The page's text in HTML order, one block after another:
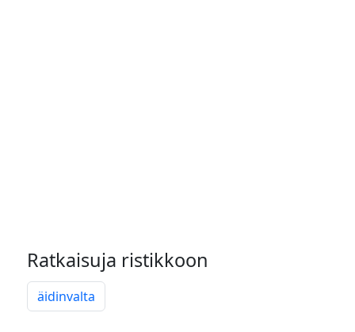
Ratkaisuja ristikkoon
äidinvalta